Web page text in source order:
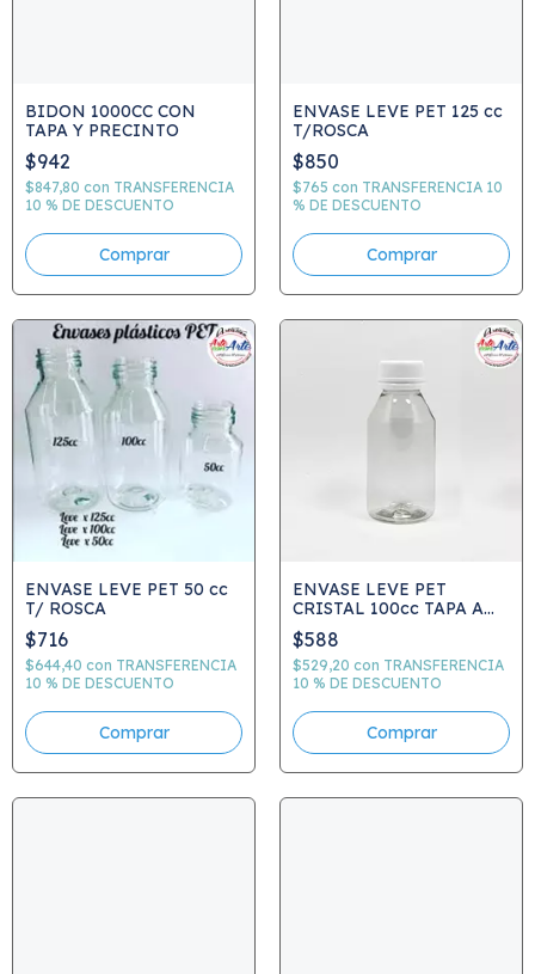
BIDON 1000CC CON
TAPA Y PRECINTO
$942
$847,80 con TRANSFERENCIA
10 % DE DESCUENTO
ENVASE LEVE PET 125 cc
T/ROSCA
$850
$765 con TRANSFERENCIA 10
% DE DESCUENTO
ENVASE LEVE PET 50 cc
T/ ROSCA
$716
$644,40 con TRANSFERENCIA
10 % DE DESCUENTO
ENVASE LEVE PET
CRISTAL 100cc TAPA A
ROSCA R/28
$588
$529,20 con TRANSFERENCIA
10 % DE DESCUENTO